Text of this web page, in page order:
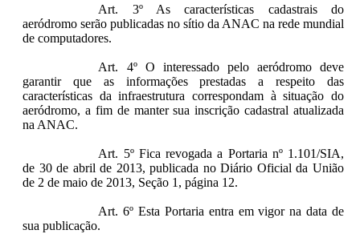
Art. 3º As características cadastrais do
aeródromo serão publicadas no sítio da ANAC na rede mundial
de computadores.
Art. 4º O interessado pelo aeródromo deve
garantir que as informações prestadas a respeito das
características da infraestrutura correspondam à situação do
aeródromo, a fim de manter sua inscrição cadastral atualizada
na ANAC.
Art. 5º Fica revogada a Portaria nº 1.101/SIA,
de 30 de abril de 2013, publicada no Diário Oficial da União
de 2 de maio de 2013, Seção 1, página 12.
Art. 6º Esta Portaria entra em vigor na data de
sua publicação.